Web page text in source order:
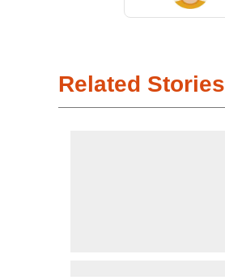
Related Stories